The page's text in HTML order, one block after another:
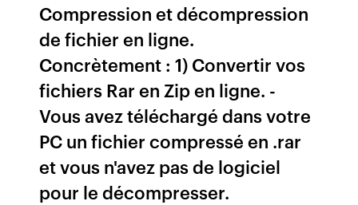
Compression et décompression
de fichier en ligne.
Concrètement : 1) Convertir vos
fichiers Rar en Zip en ligne. -
Vous avez téléchargé dans votre
PC un fichier compressé en .rar
et vous n'avez pas de logiciel
pour le décompresser.